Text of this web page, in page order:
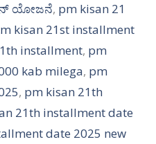
ಯೋಜನೆ, pm kisan 21
kisan 21st installment
installment, pm
kab milega, pm
, pm kisan 21th
21th installment date
date 2025 new